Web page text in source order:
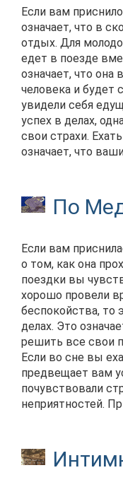
Если вам
означает, что в
отдых. Для
едет в поезде
означает, что она
человека и будет
увидели себя
успех в делах,
свои страхи.
означает, что
По
Если вам
о том, как она
поездки вы
хорошо провели
беспокойства, то
делах. Это
решить все свои
Если во сне вы
предвещает вам
почувствовали
неприятностей.